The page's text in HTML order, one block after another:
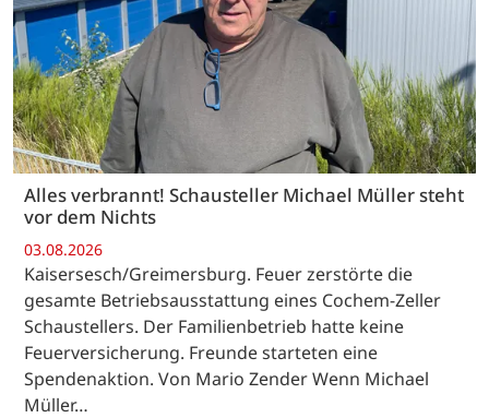
Alles verbrannt! Schausteller Michael Müller steht
vor dem Nichts
03.08.2026
Kaisersesch/Greimersburg. Feuer zerstörte die
gesamte Betriebsausstattung eines Cochem-Zeller
Schaustellers. Der Familienbetrieb hatte keine
Feuerversicherung. Freunde starteten eine
Spendenaktion. Von Mario Zender Wenn Michael
Müller…